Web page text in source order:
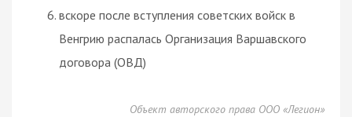
вскоре после вступления советских войск в
Венгрию распалась Организация Варшавского
договора (ОВД)
Объект авторского права ООО «Легион»